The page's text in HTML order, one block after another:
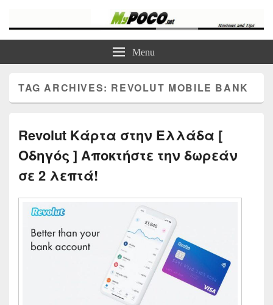
Τα καλύτερα Reviews , Συγκρίσεις , VPN , Webhosting
Menu
TAG ARCHIVES: REVOLUT MOBILE BANK
Revolut Κάρτα στην Ελλάδα [
Οδηγός ] Αποκτήστε την δωρεάν
σε 2 λεπτά!